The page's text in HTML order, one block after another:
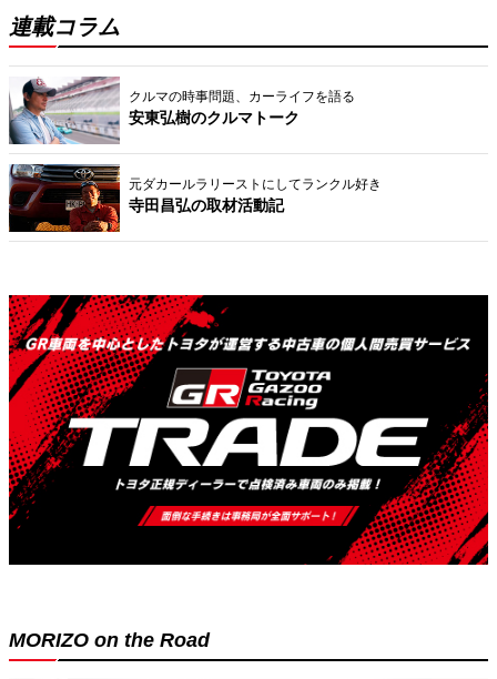
連載コラム
クルマの時事問題、カーライフを語る
安東弘樹のクルマトーク
元ダカールラリーストにしてランクル好き
寺田昌弘の取材活動記
MORIZO on the Road